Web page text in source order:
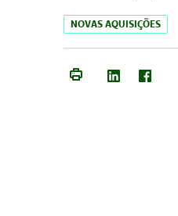
NOVAS AQUISIÇÕES